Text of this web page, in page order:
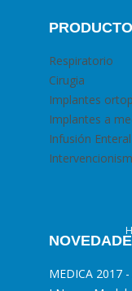
Respiratorio
Cirugia
Implantes
Implantes a
Infusión
MEDICA 2017